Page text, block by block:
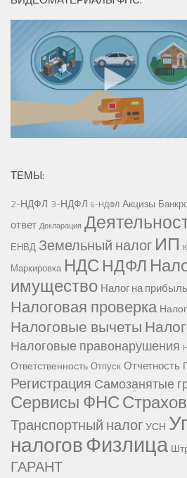
ТЕМЫ:
2-НДФЛ 3-НДФЛ 6-НДФЛ Акцизы
ответ Декларация
ЕНВД Земельный налог ИП
Маркировка НДС НДФЛ
имущество Налог на прибыль
Налоговая проверка
Налоговые вычеты
Налоговые правонарушения
Ответственность Отпуск Отчетность
Регистрация Самозанятые
Сервисы ФНС
Транспортный налогУСН
налоговФизлица
ГАРАНТ